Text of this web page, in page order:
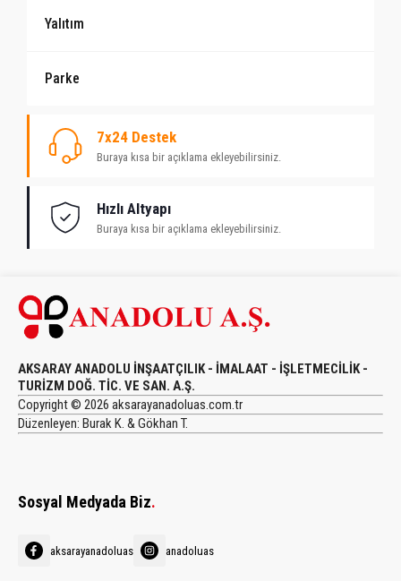
Yalıtım
Parke
7x24 Destek
Buraya kısa bir açıklama ekleyebilirsiniz.
Hızlı Altyapı
Buraya kısa bir açıklama ekleyebilirsiniz.
AKSARAY ANADOLU İNŞAATÇILIK - İMALAAT - İŞLETMECİLİK -
TURİZM DOĞ. TİC. VE SAN. A.Ş.
Copyright © 2026 aksarayanadoluas.com.tr
Düzenleyen: Burak K. & Gökhan T.
Sosyal Medyada Biz.
aksarayanadoluas anadoluas